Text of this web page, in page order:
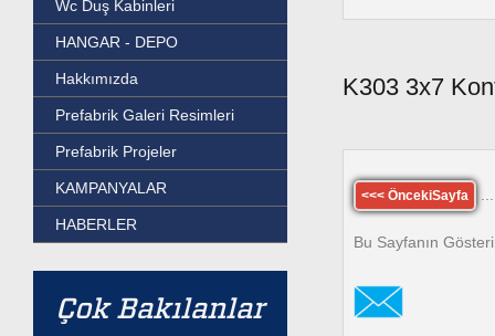
Wc Duş Kabinleri
HANGAR - DEPO
Hakkımızda
Prefabrik Galeri Resimleri
Prefabrik Projeler
KAMPANYALAR
HABERLER
Çok Bakılanlar
K303 3x7
<<< ÖncekiSayfa
Bu Sayfanın